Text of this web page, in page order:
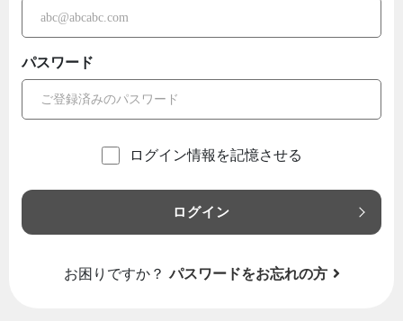
パスワード
ログイン情報を記憶させる
ログイン
お困りですか？ パスワードをお忘れの方